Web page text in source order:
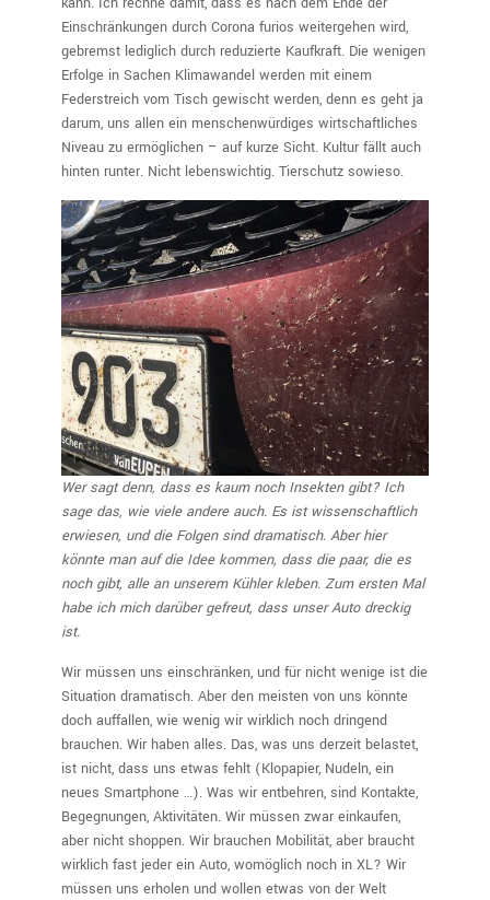
Einschränkungen durch Corona furios weitergehen wird,
gebremst lediglich durch reduzierte Kaufkraft. Die wenigen
Erfolge in Sachen Klimawandel werden mit einem
Federstreich vom Tisch gewischt werden, denn es geht ja
darum, uns allen ein menschenwürdiges wirtschaftliches
Niveau zu ermöglichen – auf kurze Sicht. Kultur fällt auch
hinten runter. Nicht lebenswichtig. Tierschutz sowieso.
Wer sagt denn, dass es kaum noch Insekten gibt? Ich
sage das, wie viele andere auch. Es ist wissenschaftlich
erwiesen, und die Folgen sind dramatisch. Aber hier
könnte man auf die Idee kommen, dass die paar, die es
noch gibt, alle an unserem Kühler kleben. Zum ersten Mal
habe ich mich darüber gefreut, dass unser Auto dreckig
ist.
Wir müssen uns einschränken, und für nicht wenige ist die
Situation dramatisch. Aber den meisten von uns könnte
doch auffallen, wie wenig wir wirklich noch dringend
brauchen. Wir haben alles. Das, was uns derzeit belastet,
ist nicht, dass uns etwas fehlt (Klopapier, Nudeln, ein
neues Smartphone …). Was wir entbehren, sind Kontakte,
Begegnungen, Aktivitäten. Wir müssen zwar einkaufen,
aber nicht shoppen. Wir brauchen Mobilität, aber braucht
wirklich fast jeder ein Auto, womöglich noch in XL? Wir
müssen uns erholen und wollen etwas von der Welt